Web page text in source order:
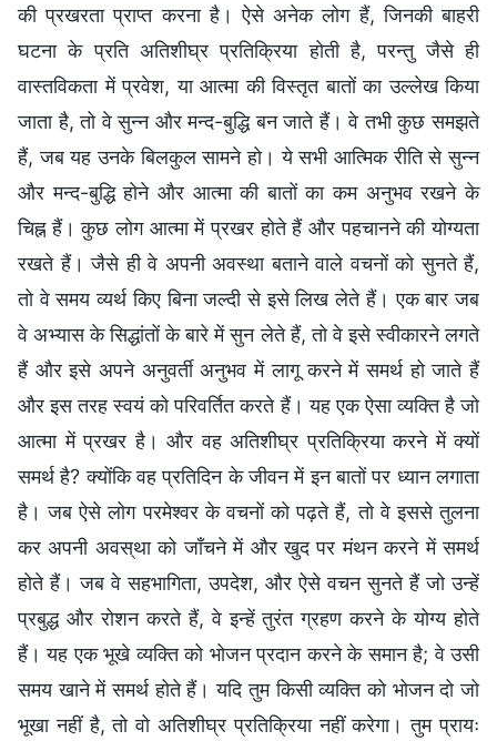
की प्रखरता प्राप्त करना है। ऐसे अनेक लोग हैं, जिनकी बाहरी
घटना के प्रति अतिशीघ्र प्रतिक्रिया होती है, परन्तु जैसे ही
वास्तविकता में प्रवेश, या आत्मा की विस्तृत बातों का उल्लेख किया
जाता है, तो वे सुन्न और मन्द-बुद्धि बन जाते हैं। वे तभी कुछ समझते
हैं, जब यह उनके बिलकुल सामने हो। ये सभी आत्मिक रीति से सुन्न
और मन्द-बुद्धि होने और आत्मा की बातों का कम अनुभव रखने के
चिह्न हैं। कुछ लोग आत्मा में प्रखर होते हैं और पहचानने की योग्यता
रखते हैं। जैसे ही वे अपनी अवस्था बताने वाले वचनों को सुनते हैं,
तो वे समय व्यर्थ किए बिना जल्दी से इसे लिख लेते हैं। एक बार जब
वे अभ्यास के सिद्धांतों के बारे में सुन लेते हैं, तो वे इसे स्वीकारने लगते
हैं और इसे अपने अनुवर्ती अनुभव में लागू करने में समर्थ हो जाते हैं
और इस तरह स्वयं को परिवर्तित करते हैं। यह एक ऐसा व्यक्ति है जो
आत्मा में प्रखर है। और वह अतिशीघ्र प्रतिक्रिया करने में क्यों
समर्थ है? क्योंकि वह प्रतिदिन के जीवन में इन बातों पर ध्यान लगाता
है। जब ऐसे लोग परमेश्वर के वचनों को पढ़ते हैं, तो वे इससे तुलना
कर अपनी अवस्था को जाँचने में और खुद पर मंथन करने में समर्थ
होते हैं। जब वे सहभागिता, उपदेश, और ऐसे वचन सुनते हैं जो उन्हें
प्रबुद्ध और रोशन करते हैं, वे इन्हें तुरंत ग्रहण करने के योग्य होते
हैं। यह एक भूखे व्यक्ति को भोजन प्रदान करने के समान है; वे उसी
समय खाने में समर्थ होते हैं। यदि तुम किसी व्यक्ति को भोजन दो जो
भूखा नहीं है, तो वो अतिशीघ्र प्रतिक्रिया नहीं करेगा। तुम प्रायः